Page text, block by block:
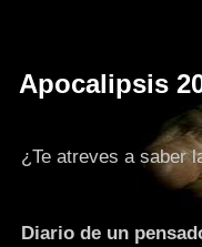
Apocalipsis
¿Te atreves a saber
Diario de un